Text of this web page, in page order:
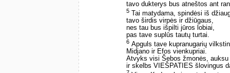
tavo dukterys bus atneštos ant
5 Tai matydama, spindėsi iš
tavo širdis virpės ir džiūgaus,
nes tau bus išpilti jūros lobiai,
pas tave suplūs tautų turtai.
6 Apguls tave kupranugarių
Midjano ir Efos vienkupriai.
Atvyks visi Šebos žmonės,
ir skelbs VIEŠPATIES šlovingus